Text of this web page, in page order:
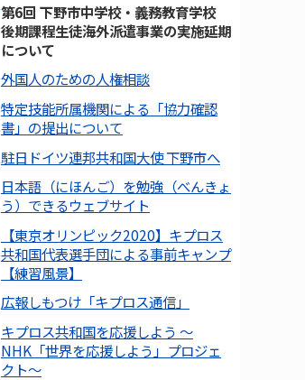
第6回 下野市中学校・義務教育学校
後期課程生徒海外派遣事業の実施延期
について
外国人のための人権相談
特定技能所属機関による「協力確認
書」の提出について
駐日ドイツ連邦共和国大使 下野市へ
日本語（にほんご）を勉強（べんきょ
う）できるウェブサイト
【東京オリンピック2020】キプロス
共和国代表選手団による事前キャンプ
【練習風景】
広報しもつけ「キプロス通信」
キプロス共和国を応援しよう ～
NHK「世界を応援しよう」プロジェ
クト～